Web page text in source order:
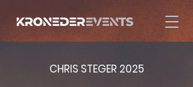
CHRIS STEGER 2025